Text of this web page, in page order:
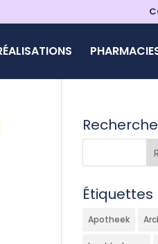
Recherche
Étiquettes
Apotheek